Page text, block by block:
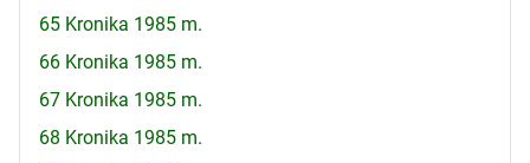
65 Kronika 1985 m.
66 Kronika 1985 m.
67 Kronika 1985 m.
68 Kronika 1985 m.